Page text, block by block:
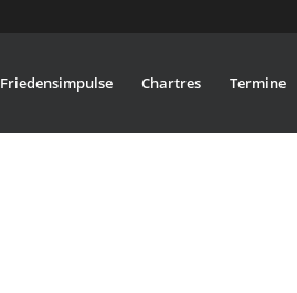
Friedensimpulse Chartres Termine